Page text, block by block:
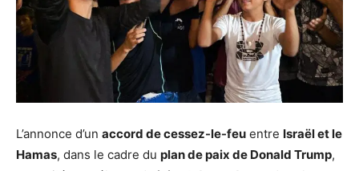
L’annonce d’un accord de cessez-le-feu entre Israël et le
Hamas, dans le cadre du plan de paix de Donald Trump,